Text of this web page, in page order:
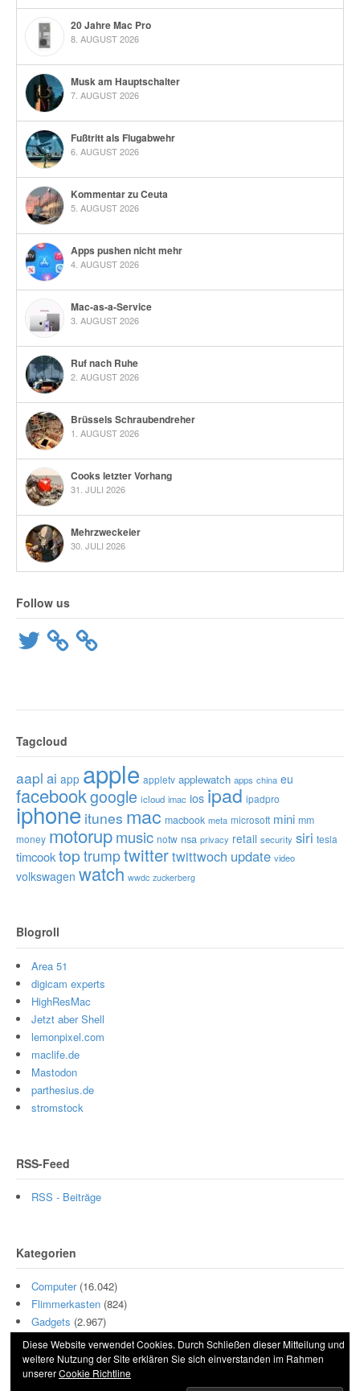
20 Jahre Mac Pro
8. AUGUST 2026
Musk am Hauptschalter
7. AUGUST 2026
Fußtritt als Flugabwehr
6. AUGUST 2026
Kommentar zu Ceuta
5. AUGUST 2026
Apps pushen nicht mehr
4. AUGUST 2026
Mac-as-a-Service
3. AUGUST 2026
Ruf nach Ruhe
2. AUGUST 2026
Brüssels Schraubendreher
1. AUGUST 2026
Cooks letzter Vorhang
31. JULI 2026
Mehrzweckeier
30. JULI 2026
Follow us
Twitter
Tagcloud
aapl ai app apple appletv applewatch apps china eu
facebookgoogle icloud imac ios ipad ipadpro
iphone itunes mac macbook meta microsoft mini mm
money motorupmusic notw nsa privacy retail security siri tesla
timcooktop trumptwittertwittwoch update video
volkswagen watch wwdc zuckerberg
Blogroll
Area 51
digicam experts
HighResMac
Jetzt aber Shell
lemonpixel.com
maclife.de
Mastodon
parthesius.de
stromstock
RSS-Feed
RSS - Beiträge
Kategorien
Computer(16.042)
Flimmerkasten (824)
Gadgets (2.967)
Hamburg(11)
Motor (511)
Szene(5.001)
Diese Website verwendet Cookies. Durch Schließen dieser Mitteilung und
weitere Nutzung der Site erklären Sie sich einverstanden im Rahmen
unsererCookie Richtline